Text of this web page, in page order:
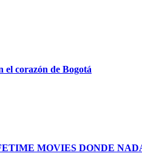
corazón de Bogotá
MOVIES DONDE